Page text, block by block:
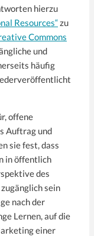
hierzu
Resources“zu
Commons
und
häufig
offene
Auftrag und
sie fest, dass
in öffentlich
des
sein
nach der
Lernen, auf die
einer